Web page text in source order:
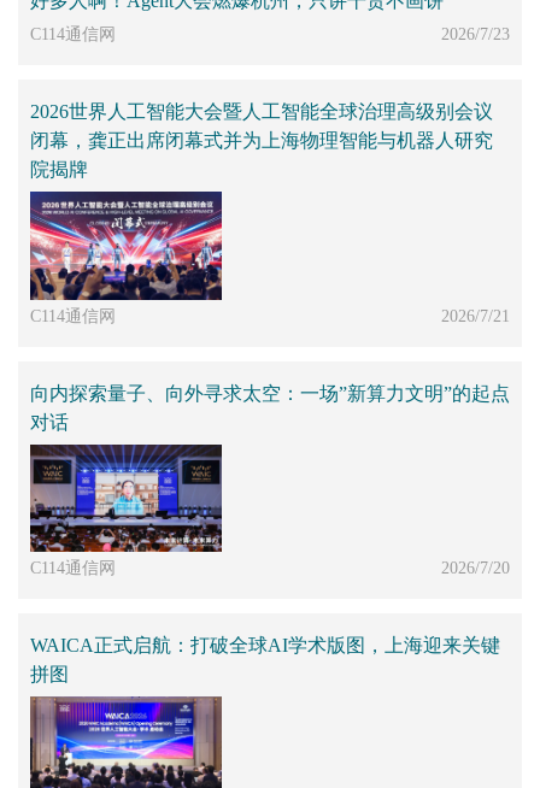
C114通信网 2026/7/23
2026世界人工智能大会暨人工智能全球治理高级别会议
闭幕，龚正出席闭幕式并为上海物理智能与机器人研究
院揭牌
C114通信网 2026/7/21
向内探索量子、向外寻求太空：一场”新算力文明”的起点
对话
C114通信网 2026/7/20
WAICA正式启航：打破全球AI学术版图，上海迎来关键
拼图